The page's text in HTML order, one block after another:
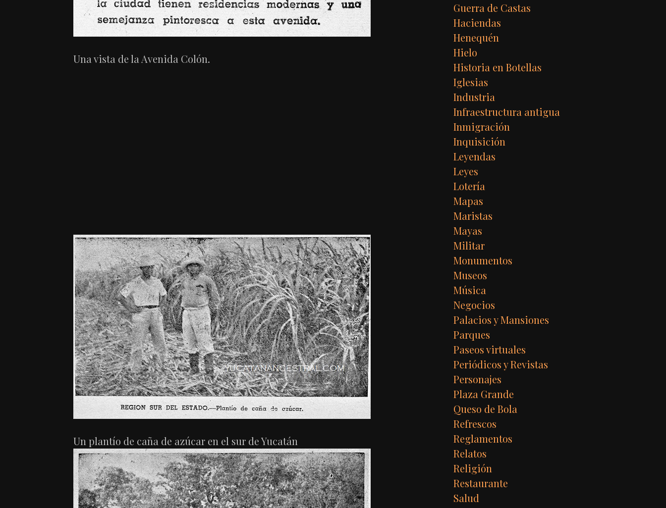
Una vista de la Avenida Colón.
Un plantío de caña de azúcar en el sur de Yucatán
Guerra de Castas
Haciendas
Henequén
Hielo
Historia en Botellas
Iglesias
Industria
Infraestructura antigua
Inmigración
Inquisición
Leyendas
Leyes
Lotería
Mapas
Maristas
Mayas
Militar
Monumentos
Museos
Música
Negocios
Palacios y Mansiones
Parques
Paseos virtuales
Periódicos y Revistas
Personajes
Plaza Grande
Queso de Bola
Refrescos
Reglamentos
Relatos
Religión
Restaurante
Salud